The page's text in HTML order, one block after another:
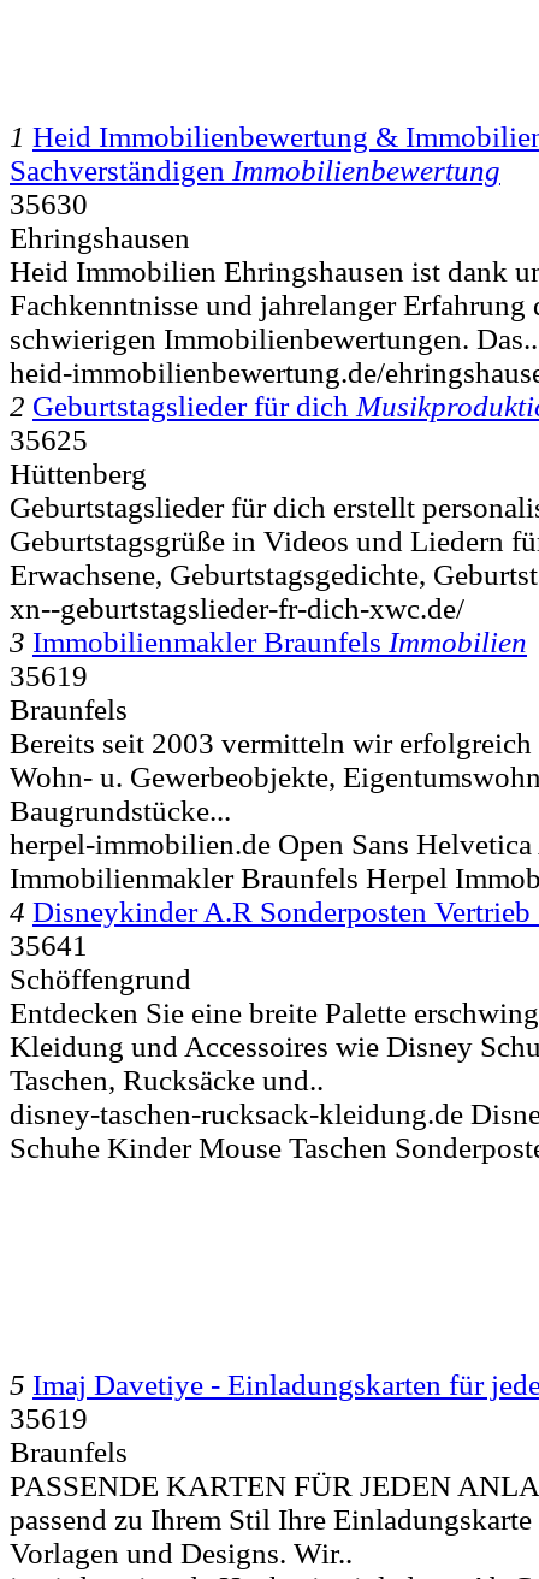
1 Heid Immobilienbewertung &
Sachverständigen Immobilienbewertung
35630
Ehringshausen
Heid Immobilien Ehringshausen ist dank
Fachkenntnisse und jahrelanger Erfahrung
schwierigen Immobilienbewertungen. Das..
heid-immobilienbewertung.de/
2 Geburtstagslieder für dich
35625
Hüttenberg
Geburtstagslieder für dich erstellt
Geburtstagsgrüße in Videos und Liedern
Erwachsene, Geburtstagsgedichte,
xn--geburtstagslieder-fr-dich-xwc.de/
3 Immobilienmakler Braunfels Immobilien
35619
Braunfels
Bereits seit 2003 vermitteln wir
Wohn- u. Gewerbeobjekte,
Baugrundstücke...
herpel-immobilien.de Open Sans
Immobilienmakler Braunfels Herpel
4 Disneykinder A.R Sonderposten Vertrieb
35641
Schöffengrund
Entdecken Sie eine breite Palette
Kleidung und Accessoires wie Disney
Taschen, Rucksäcke und..
disney-taschen-rucksack-kleidung.de
Schuhe Kinder Mouse Taschen
5 Imaj Davetiye - Einladungskarten für
35619
Braunfels
PASSENDE KARTEN FÜR JEDEN
passend zu Ihrem Stil Ihre Einladungskarte
Vorlagen und Designs. Wir..